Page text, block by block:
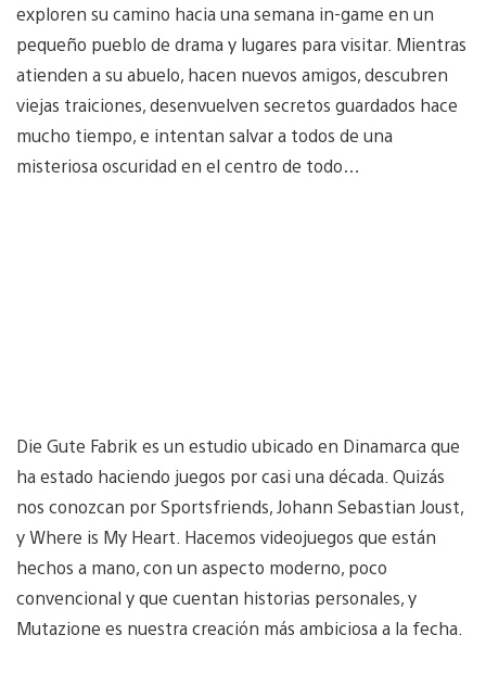
exploren su camino hacia una semana in-game en un
pequeño pueblo de drama y lugares para visitar. Mientras
atienden a su abuelo, hacen nuevos amigos, descubren
viejas traiciones, desenvuelven secretos guardados hace
mucho tiempo, e intentan salvar a todos de una
misteriosa oscuridad en el centro de todo…
Die Gute Fabrik es un estudio ubicado en Dinamarca que
ha estado haciendo juegos por casi una década. Quizás
nos conozcan por Sportsfriends, Johann Sebastian Joust,
y Where is My Heart. Hacemos videojuegos que están
hechos a mano, con un aspecto moderno, poco
convencional y que cuentan historias personales, y
Mutazione es nuestra creación más ambiciosa a la fecha.